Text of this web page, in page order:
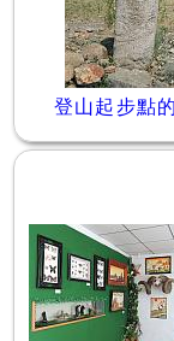
登山起步點